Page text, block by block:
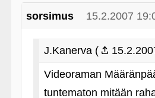
sorsimus 15.2.2007
J.Kanerva (
Videoraman
tuntematon mitään